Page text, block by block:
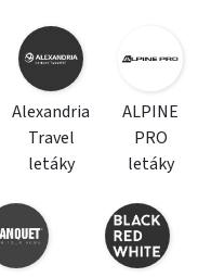
Alexandria
Travel
letáky
ALPINE
PRO
letáky